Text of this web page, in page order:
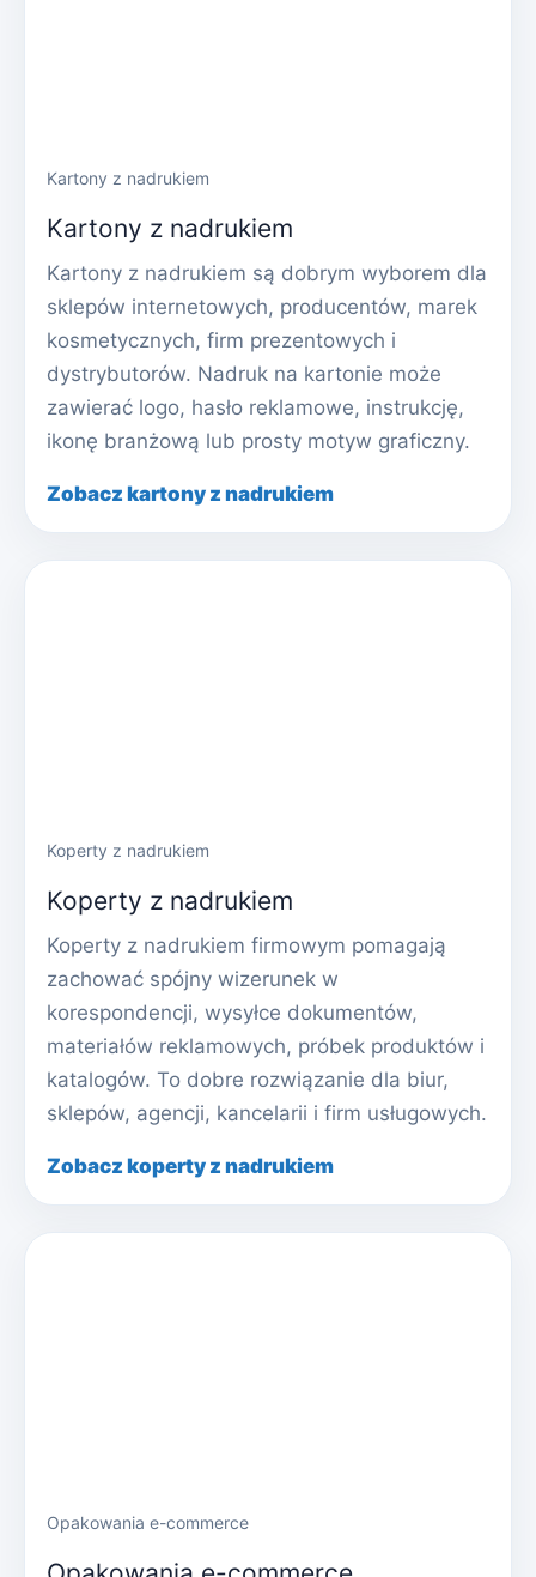
Kartony z nadrukiem
Kartony z nadrukiem
Kartony z nadrukiem są dobrym wyborem dla
sklepów internetowych, producentów, marek
kosmetycznych, firm prezentowych i
dystrybutorów. Nadruk na kartonie może
zawierać logo, hasło reklamowe, instrukcję,
ikonę branżową lub prosty motyw graficzny.
Zobacz kartony z nadrukiem
Koperty z nadrukiem
Koperty z nadrukiem
Koperty z nadrukiem firmowym pomagają
zachować spójny wizerunek w
korespondencji, wysyłce dokumentów,
materiałów reklamowych, próbek produktów i
katalogów. To dobre rozwiązanie dla biur,
sklepów, agencji, kancelarii i firm usługowych.
Zobacz koperty z nadrukiem
Opakowania e-commerce